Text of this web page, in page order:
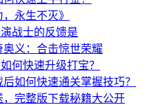
永生不灭》
战士的反馈是
义：合击惊世荣耀
何快速升级打宝？
如何快速通关掌握技巧？
完整版下载秘籍大公开